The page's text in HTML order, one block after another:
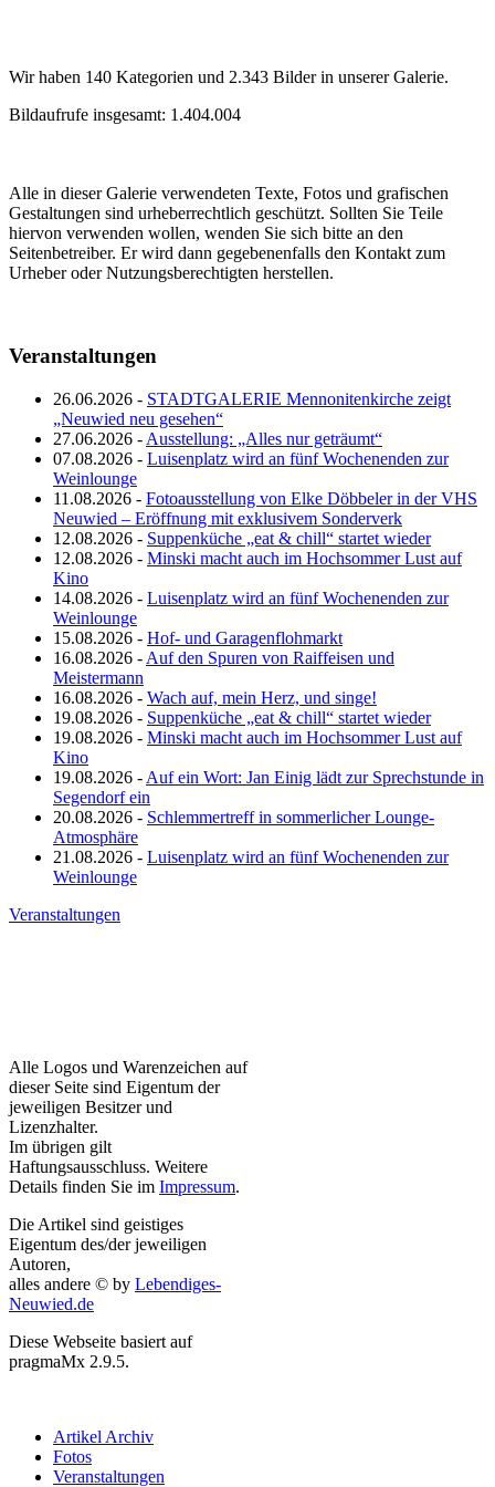
Wir haben 140 Kategorien und 2.343 Bilder in unserer Galerie.
Bildaufrufe insgesamt: 1.404.004
Alle in dieser Galerie verwendeten Texte, Fotos und grafischen
Gestaltungen sind urheberrechtlich geschützt. Sollten Sie Teile
hiervon verwenden wollen, wenden Sie sich bitte an den
Seitenbetreiber. Er wird dann gegebenenfalls den Kontakt zum
Urheber oder Nutzungsberechtigten herstellen.
Veranstaltungen
26.06.2026 - STADTGALERIE Mennonitenkirche zeigt
„Neuwied neu gesehen“
27.06.2026 - Ausstellung: „Alles nur geträumt“
07.08.2026 - Luisenplatz wird an fünf Wochenenden zur
Weinlounge
11.08.2026 - Fotoausstellung von Elke Döbbeler in der VHS
Neuwied – Eröffnung mit exklusivem Sonderverk
12.08.2026 - Suppenküche „eat & chill“ startet wieder
12.08.2026 - Minski macht auch im Hochsommer Lust auf
Kino
14.08.2026 - Luisenplatz wird an fünf Wochenenden zur
Weinlounge
15.08.2026 - Hof- und Garagenflohmarkt
16.08.2026 - Auf den Spuren von Raiffeisen und
Meistermann
16.08.2026 - Wach auf, mein Herz, und singe!
19.08.2026 - Suppenküche „eat & chill“ startet wieder
19.08.2026 - Minski macht auch im Hochsommer Lust auf
Kino
19.08.2026 - Auf ein Wort: Jan Einig lädt zur Sprechstunde in
Segendorf ein
20.08.2026 - Schlemmertreff in sommerlicher Lounge-
Atmosphäre
21.08.2026 - Luisenplatz wird an fünf Wochenenden zur
Weinlounge
Veranstaltungen
Alle Logos und Warenzeichen auf
dieser Seite sind Eigentum der
jeweiligen Besitzer und
Lizenzhalter.
Im übrigen gilt
Haftungsausschluss. Weitere
Details finden Sie im Impressum.
Die Artikel sind geistiges
Eigentum des/der jeweiligen
Autoren,
alles andere © by Lebendiges-
Neuwied.de
Diese Webseite basiert auf
pragmaMx 2.9.5.
Artikel Archiv
Fotos
Veranstaltungen